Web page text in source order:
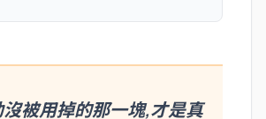
被用掉的那一塊,才是真